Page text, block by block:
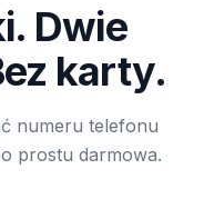
Dwie
karty.
numeru telefonu
prostu darmowa.